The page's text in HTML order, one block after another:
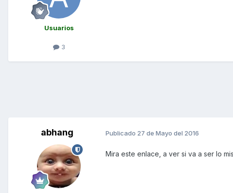
Usuarios
3
abhang Publicado 27 de Mayo del 2016
Mira este enlace, a ver si va a ser lo